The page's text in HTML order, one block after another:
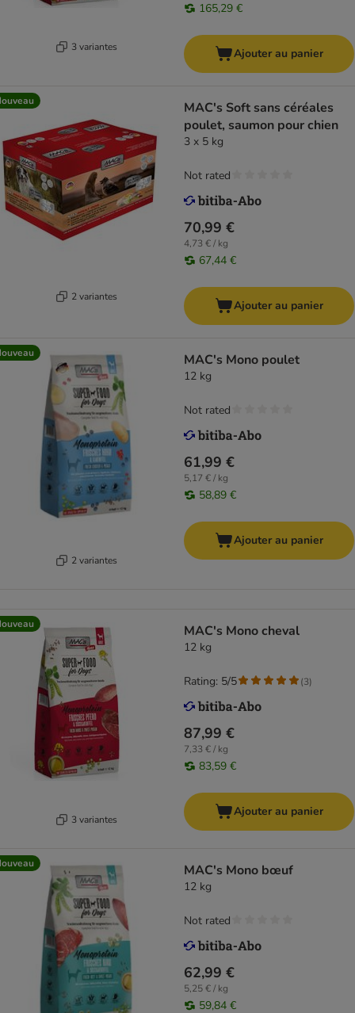
3 variantes
165,29 €
Ajouter au panier
2 variantes
MAC's Soft sans céréales
poulet, saumon pour chien
3 x 5 kg
70,99 €
4,73 € / kg
67,44 €
Not rated
Ajouter au panier
2 variantes
MAC's Mono poulet
12 kg
61,99 €
5,17 € / kg
58,89 €
Not rated
Ajouter au panier
3 variantes
MAC's Mono cheval
12 kg
87,99 €
7,33 € / kg
83,59 €
Rating: 5/5 (3)
Ajouter au panier
MAC's Mono bœuf
12 kg
62,99 €
5,25 € / kg
59,84 €
Not rated